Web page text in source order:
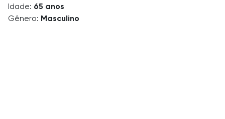
Idade: 65 anos
Gênero: Masculino